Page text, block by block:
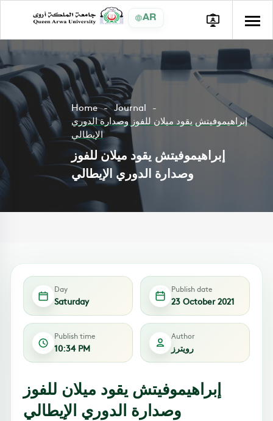
AR
Home
Journal
إبراهيموفيتش يقود ميلان للفوز وصدارة الدوري
الإيطالي
إبراهيموفيتش يقود ميلان للفوز
وصدارة الدوري الإيطالي
Day
Saturday
Publish date
23 October 2021
Publish time
10:34 PM
Author
رويترز
إبراهيموفيتش يقود ميلان للفوز
وصدارة الدوري الإيطالي